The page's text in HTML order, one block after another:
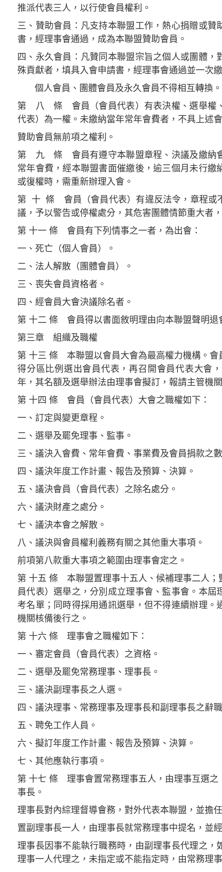
推派代表三人，以行使會員權利。
三、贊助會員：凡支持本聯盟工作，熱心捐贈或
書，經理事會通過，成為本聯盟贊助會員。
四、永久會員：凡贊同本聯盟宗旨之個人或團體
殊貢獻者，填具入會申請書，經理事會通過並一次
個人會員、團體會員及永久會員不得相互轉換。
第 八 條 會員（會員代表）有表決權、選舉權
代表）為一權。未繳納當年常年會費者，不具上述
贊助會員無前項之權利。
第 九 條 會員有遵守本聯盟章程、決議及繳納
常年會費，經本聯盟書面催繳後，逾三個月未行
或復權時，需重新辦理入會。
第 十 條 會員（會員代表）有違反法令，章程或
議，予以警告或停權處分，其危害團體情節重大者
第 十一 條 會員有下列情事之一者，為出會：
一、死亡（個人會員）。
二、法人解散（團體會員）。
三、喪失會員資格者。
四、經會員大會決議除名者。
第 十二 條 會員得以書面敘明理由向本聯盟聲明退
第三章 組織及職權
第 十三 條 本聯盟以會員大會為最高權力機構。
得分區比例選出會員代表，再召開會員代表大會
年，其名額及選舉辦法由理事會擬訂，報請主管機
第 十四 條 會員（會員代表）大會之職權如下：
一、訂定與變更章程。
二、選舉及罷免理事、監事。
三、議決入會費、常年會費、事業費及會員捐款之
四、議決年度工作計畫、報告及預算、決算。
五、議決會員（會員代表）之除名處分。
六、議決財產之處分。
七、議決本會之解散。
八、議決與會員權利義務有關之其他重大事項。
前項第八款重大事項之範圍由理事會定之。
第 十五 條 本聯盟置理事十五人、候補理事二人
員代表）選舉之，分別成立理事會、監事會。本
考名單；同時得採用通訊選舉，但不得連續辦理
機關核備後行之。
第 十六 條 理事會之職權如下：
一、審定會員（會員代表）之資格。
二、選舉及罷免常務理事、理事長。
三、議決副理事長之人選。
四、議決理事、常務理事及理事長和副理事長之辭
五、聘免工作人員。
六、擬訂年度工作計畫、報告及預算、決算。
七、其他應執行事項。
第 十七 條 理事會置常務理事五人，由理事互選
事長。
理事長對內綜理督導會務，對外代表本聯盟，並擔
置副理事長一人，由理事長就常務理事中提名，並
理事長因事不能執行職務時，由副理事長代理之
理事一人代理之，未指定或不能指定時，由常務理